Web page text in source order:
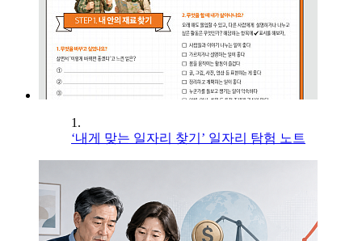
1.
‘내게 맞는 일자리 찾기’ 일자리 탐험 노트